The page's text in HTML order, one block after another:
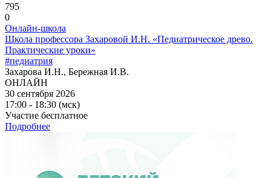
795
0
Онлайн-школа
Школа профессора Захаровой И.Н. «Педиатрическое древо.
Практические уроки»
#педиатрия
Захарова И.Н., Бережная И.В.
ОНЛАЙН
30 сентября 2026
17:00 - 18:30 (мск)
Участие бесплатное
Подробнее